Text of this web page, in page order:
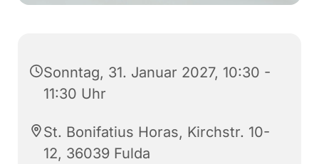
Sonntag, 31. Januar 2027, 10:30 -
11:30 Uhr
St. Bonifatius Horas, Kirchstr. 10-
12, 36039 Fulda